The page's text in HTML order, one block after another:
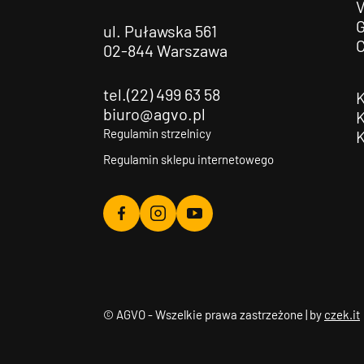
ul. Puławska 561
02-844 Warszawa
tel.(22) 499 63 58
biuro@agvo.pl
Regulamin strzelnicy
Regulamin sklepu internetowego
Agvo
Agvo
Agvo
© AGVO - Wszelkie prawa zastrzeżone | by czek.it